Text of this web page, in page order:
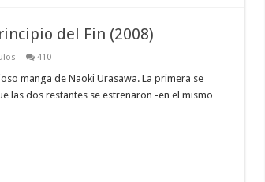
del Fin (2008)
410
manga de Naoki Urasawa. La primera se
las dos restantes se estrenaron -en el mismo